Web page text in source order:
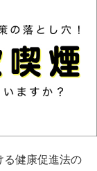
る健康促進法の